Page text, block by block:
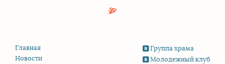
Группа храма
Молодежный клуб
Главная
Новости